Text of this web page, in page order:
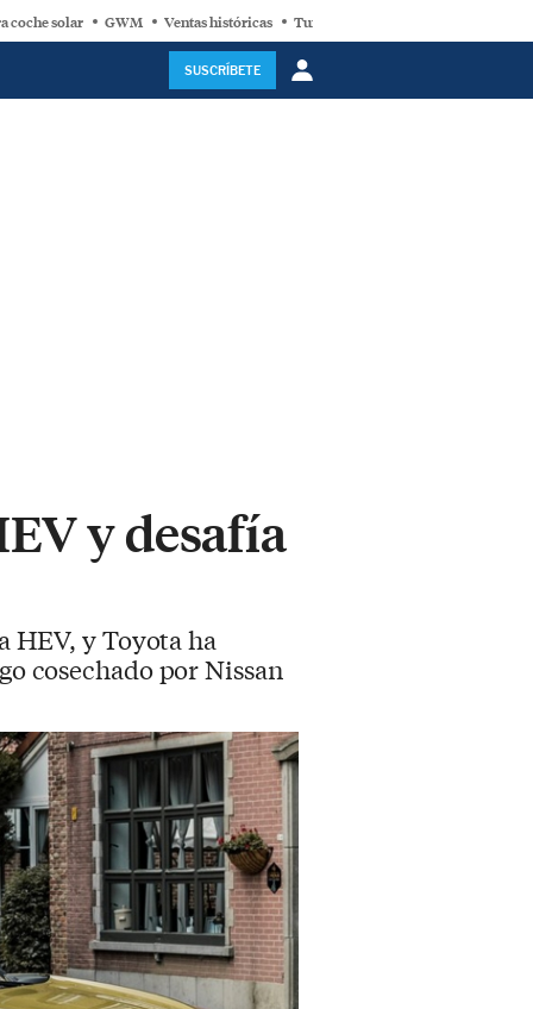
coche solar GWM Ventas históricas Turbina eólica
SUSCRÍBETE
y desafía
HEV, y Toyota ha
cosechado por Nissan